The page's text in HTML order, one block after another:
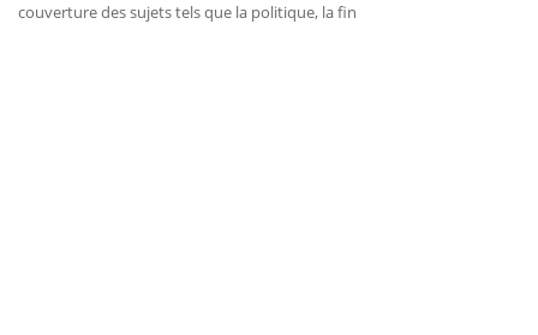
couverture des sujets tels que la politique, la fin